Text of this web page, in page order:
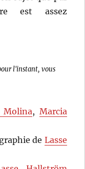
est assez
l'instant, vous
Molina, Marcia
de Lasse